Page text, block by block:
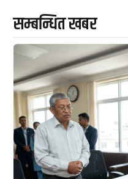
सम्बन्धित खबर